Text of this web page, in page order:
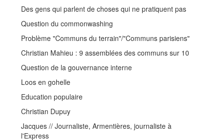
Des gens qui parlent de choses qui ne pratiquent pas
Question du commonwashing
Problème "Communs du terrain"/"Communs parisiens"
Christian Mahieu : 9 assemblées des communs sur 10
Question de la gouvernance interne
Loos en gohelle
Education populaire
Christian Dupuy
Jacques // Journaliste, Armentières, journaliste à
l'Express